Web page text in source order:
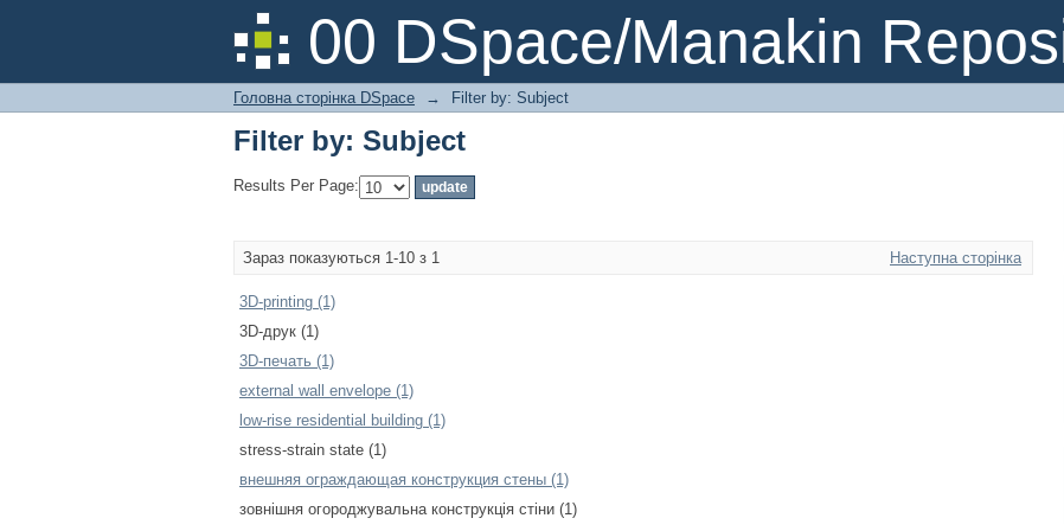
00 DSpace/Manakin
Filter by: Subject
Головна сторінка DSpace → Filter by: Subject
Filter by: Subject
Results Per Page:
Зараз показуються 1-10 з 1 Наступна сторінка
3D-printing (1)
3D-друк (1)
3D-печать (1)
external wall envelope (1)
low-rise residential building (1)
stress-strain state (1)
внешняя ограждающая конструкция стены (1)
зовнішня огороджувальна конструкція стіни (1)